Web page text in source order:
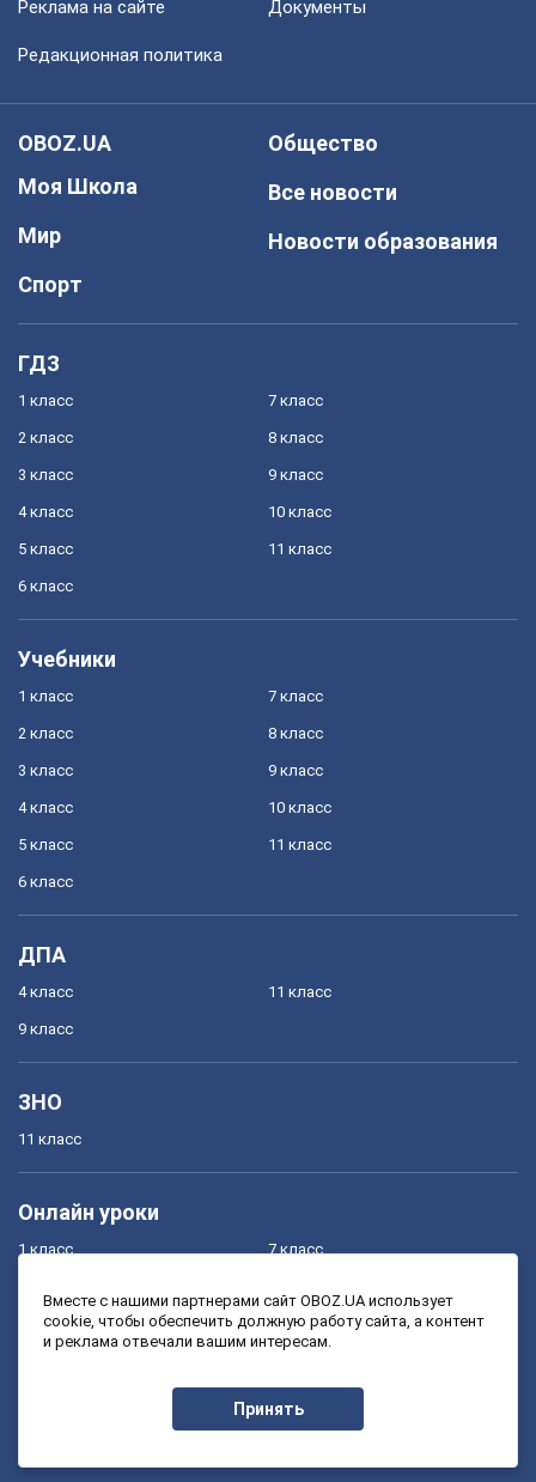
Реклама на сайте Документы
Редакционная политика
OBOZ.UA
Моя Школа
Мир
Спорт
Общество
Все новости
Новости образования
ГДЗ
1 класс
2 класс
3 класс
4 класс
5 класс
6 класс
7 класс
8 класс
9 класс
10 класс
11 класс
Учебники
1 класс
2 класс
3 класс
4 класс
5 класс
6 класс
7 класс
8 класс
9 класс
10 класс
11 класс
ДПА
4 класс
9 класс
11 класс
ЗНО
11 класс
Онлайн уроки
1 класс
3 класс
7 класс
9 класс
Вместе с нашими партнерами сайт OBOZ.UA использует
cookie, чтобы обеспечить должную работу сайта, а контент
и реклама отвечали вашим интересам.
Принять